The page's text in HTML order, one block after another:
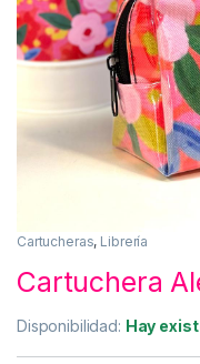
Cartucheras, Librería
Cartuchera
Disponibilidad: Hay